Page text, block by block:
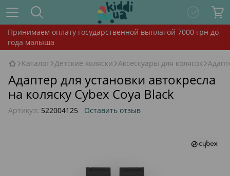
Принимаем оплату государственной выплатой 7000 грн до
года малыша
Каталог Детские коляски Аксессуары для колясок
Адаптер для установки автокресла
на коляску Cybex Coya Black
Артикул: 522004125 Оставить отзыв